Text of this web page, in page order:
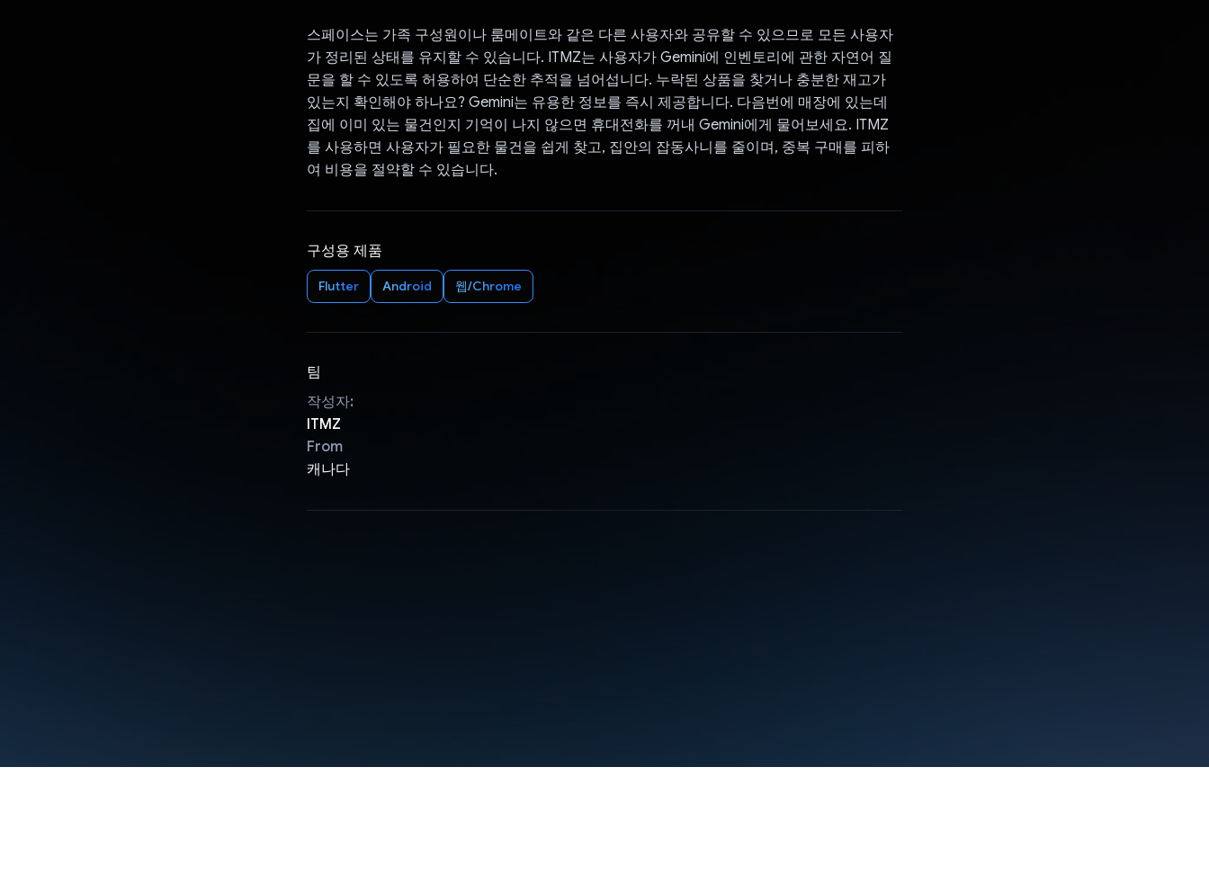
스페이스는 가족 구성원이나 룸메이트와 같은 다른 사용자와 공유할 수 있으므로 모든 사용자
가 정리된 상태를 유지할 수 있습니다. ITMZ는 사용자가 Gemini에 인벤토리에 관한 자연어 질
문을 할 수 있도록 허용하여 단순한 추적을 넘어섭니다. 누락된 상품을 찾거나 충분한 재고가
있는지 확인해야 하나요? Gemini는 유용한 정보를 즉시 제공합니다. 다음번에 매장에 있는데
집에 이미 있는 물건인지 기억이 나지 않으면 휴대전화를 꺼내 Gemini에게 물어보세요. ITMZ
를 사용하면 사용자가 필요한 물건을 쉽게 찾고, 집안의 잡동사니를 줄이며, 중복 구매를 피하
여 비용을 절약할 수 있습니다.
구성용 제품
Flutter Android 웹/Chrome
팀
작성자:
ITMZ
From
캐나다